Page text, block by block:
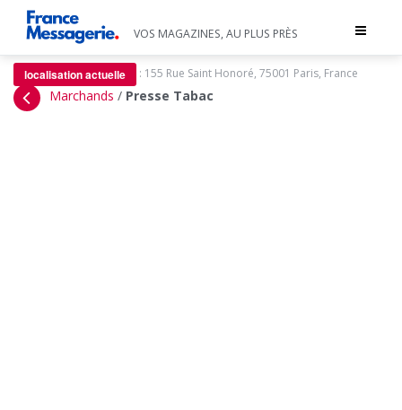
Toggle
VOS MAGAZINES, AU PLUS PRÈS
localisation actuelle : 155 Rue Saint Honoré, 75001 Paris, France
Marchands / Presse Tabac